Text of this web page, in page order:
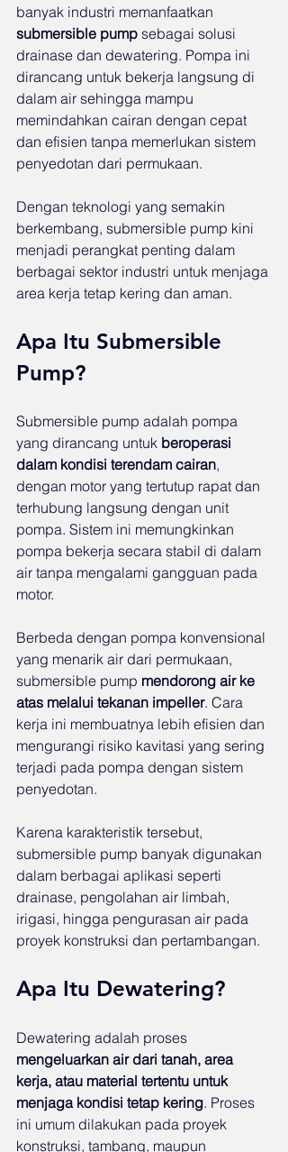
banyak industri memanfaatkan
submersible pump sebagai solusi
drainase dan dewatering. Pompa ini
dirancang untuk bekerja langsung di
dalam air sehingga mampu
memindahkan cairan dengan cepat
dan efisien tanpa memerlukan sistem
penyedotan dari permukaan.
Dengan teknologi yang semakin
berkembang, submersible pump kini
menjadi perangkat penting dalam
berbagai sektor industri untuk menjaga
area kerja tetap kering dan aman.
Apa Itu Submersible
Pump?
Submersible pump adalah pompa
yang dirancang untuk beroperasi
dalam kondisi terendam cairan,
dengan motor yang tertutup rapat dan
terhubung langsung dengan unit
pompa. Sistem ini memungkinkan
pompa bekerja secara stabil di dalam
air tanpa mengalami gangguan pada
motor.
Berbeda dengan pompa konvensional
yang menarik air dari permukaan,
submersible pump mendorong air ke
atas melalui tekanan impeller. Cara
kerja ini membuatnya lebih efisien dan
mengurangi risiko kavitasi yang sering
terjadi pada pompa dengan sistem
penyedotan.
Karena karakteristik tersebut,
submersible pump banyak digunakan
dalam berbagai aplikasi seperti
drainase, pengolahan air limbah,
irigasi, hingga pengurasan air pada
proyek konstruksi dan pertambangan.
Apa Itu Dewatering?
Dewatering adalah proses
mengeluarkan air dari tanah, area
kerja, atau material tertentu untuk
menjaga kondisi tetap kering. Proses
ini umum dilakukan pada proyek
konstruksi, tambang, maupun